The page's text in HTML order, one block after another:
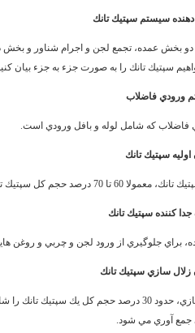
سيستم سپتيك تانك
دو بخش عمده، تجمع لجن و اجرام شناور و
سپتيك تانك را به صورت جزء به جزء بيان
ورودي فاضلاب
كه شامل لوله و بافل ورودي است.
سپتيك تانك
درصد حجم كل سپتيك تانك را تشكيل مي دهد.
جدا كننده سپتيك تانك
براي جلوگيري از ورود لجن و چربي و
سازي سپتيك تانك
مخزن زلال سازي، حدود 30 درصد حجم كل يك
جمع آوري مي شود.